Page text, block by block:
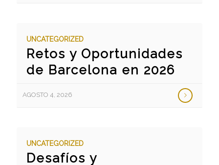
UNCATEGORIZED
Retos y Oportunidades
de Barcelona en 2026
AGOSTO 4, 2026
UNCATEGORIZED
Desafíos y